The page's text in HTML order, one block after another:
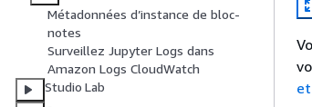
Métadonnées d’instance de bloc-
notes
Surveillez Jupyter Logs dans
Amazon Logs CloudWatch
Studio Lab